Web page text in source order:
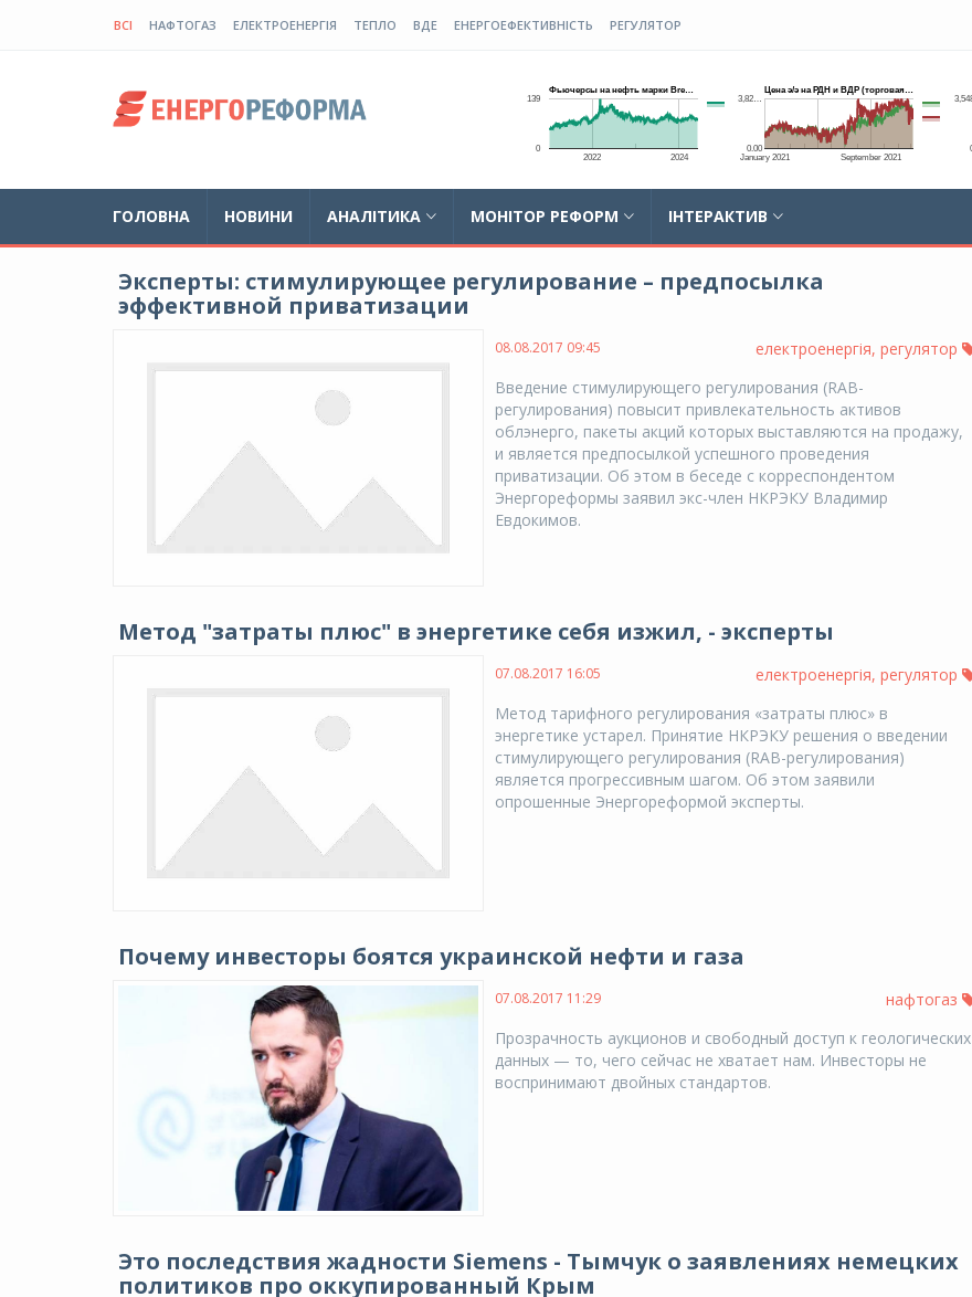
ВСІ НАФТОГАЗ ЕЛЕКТРОЕНЕРГІЯ ТЕПЛО ВДЕ ЕНЕРГОЕФЕКТИВНІСТЬ РЕГУЛЯТОР
ГОЛОВНА НОВИНИ АНАЛІТИКА МОНІТОР РЕФОРМ ІНТЕРАКТИВ
Эксперты: стимулирующее регулирование – предпосылка
эффективной приватизации
08.08.2017 09:45 електроенергія, регулятор
Введение стимулирующего регулирования (RAB-
регулирования) повысит привлекательность активов
облэнерго, пакеты акций которых выставляются на продажу,
и является предпосылкой успешного проведения
приватизации. Об этом в беседе с корреспондентом
Энергореформы заявил экс-член НКРЭКУ Владимир
Евдокимов.
Метод "затраты плюс" в энергетике себя изжил, - эксперты
07.08.2017 16:05 електроенергія, регулятор
Метод тарифного регулирования «затраты плюс» в
энергетике устарел. Принятие НКРЭКУ решения о введении
стимулирующего регулирования (RAB-регулирования)
является прогрессивным шагом. Об этом заявили
опрошенные Энергореформой эксперты.
Почему инвесторы боятся украинской нефти и газа
07.08.2017 11:29
нафтогаз
Прозрачность аукционов и свободный доступ к геологических
данных — то, чего сейчас не хватает нам. Инвесторы не
воспринимают двойных стандартов.
Это последствия жадности Siemens - Тымчук о заявлениях немецких
политиков про оккупированный Крым